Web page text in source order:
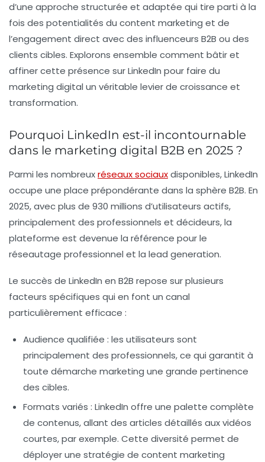
d’une approche structurée et adaptée qui tire parti à la
fois des potentialités du content marketing et de
l’engagement direct avec des influenceurs B2B ou des
clients cibles. Explorons ensemble comment bâtir et
affiner cette présence sur LinkedIn pour faire du
marketing digital un véritable levier de croissance et
transformation.
Pourquoi LinkedIn est-il incontournable
dans le marketing digital B2B en 2025 ?
Parmi les nombreuxréseaux sociauxdisponibles, LinkedIn
occupe une place prépondérante dans la sphère B2B. En
2025, avec plus de 930 millions d’utilisateurs actifs,
principalement des professionnels et décideurs, la
plateforme est devenue la référence pour le
réseautage professionnel et la lead generation.
Le succès de LinkedIn en B2B repose sur plusieurs
facteurs spécifiques qui en font un canal
particulièrement efficace :
Audience qualifiée : les utilisateurs sont
principalement des professionnels, ce qui garantit à
toute démarche marketing une grande pertinence
des cibles.
Formats variés : LinkedIn offre une palette complète
de contenus, allant des articles détaillés aux vidéos
courtes, par exemple. Cette diversité permet de
déployer une stratégie de content marketing